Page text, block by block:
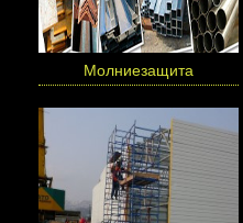
Молниезащита